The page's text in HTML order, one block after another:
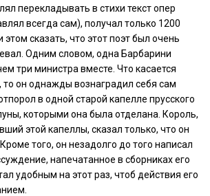
перекладывать в стихи текст опер
всегда сам), получал только 1200
сказать, что этот поэт был очень
Одним словом, одна Барбарини
три министра вместе. Что касается
то он однажды вознаградил себя сам
в одной старой капелле прусского
которыми она была отделана. Король,
этой капеллы, сказал только, что он
того, он незадолго до того написал
напечатанное в сборниках его
удобным на этот раз, чтоб действия его